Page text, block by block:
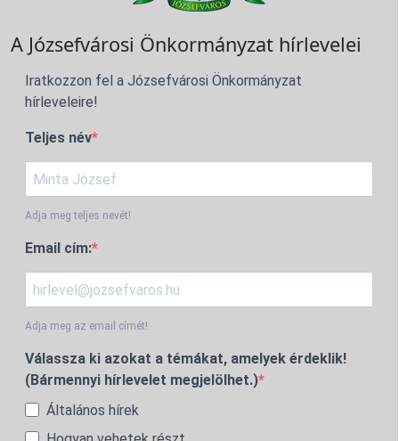
A Józsefvárosi Önkormányzat hírlevelei
Iratkozzon fel a Józsefvárosi Önkormányzat
hírleveleire!
Teljes név
Adja meg teljes nevét!
Email cím:
Adja meg az email címét!
Válassza ki azokat a témákat, amelyek érdeklik!
(Bármennyi hírlevelet megjelölhet.)
Általános hírek